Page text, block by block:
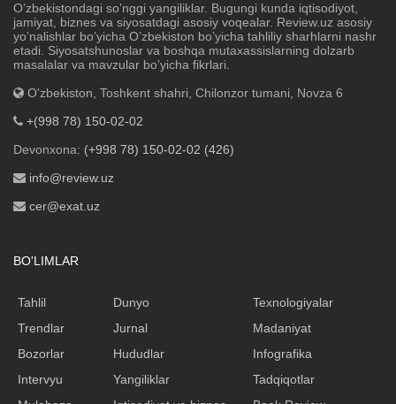
Oʼzbekistondagi soʼnggi yangiliklar. Bugungi kunda iqtisodiyot,
jamiyat, biznes va siyosatdagi asosiy voqealar. Review.uz asosiy
yoʼnalishlar boʼyicha Oʼzbekiston boʼyicha tahliliy sharhlarni nashr
etadi. Siyosatshunoslar va boshqa mutaxassislarning dolzarb
masalalar va mavzular boʼyicha fikrlari.
O'zbekiston, Toshkent shahri, Chilonzor tumani, Novza 6
+(998 78) 150-02-02
Devonxona: (+998 78) 150-02-02 (426)
info@review.uz
cer@exat.uz
BO'LIMLAR
Tahlil
Trendlar
Bozorlar
Intervyu
Dunyo
Jurnal
Hududlar
Yangiliklar
Texnologiyalar
Madaniyat
Infografika
Tadqiqotlar